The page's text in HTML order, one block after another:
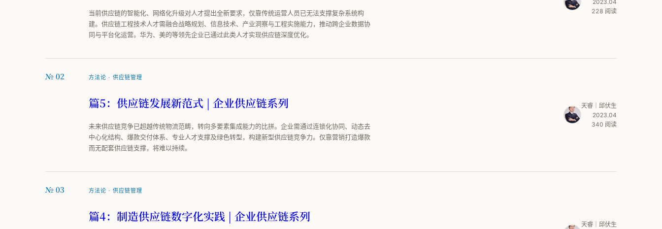
当前供应链的智能化、网络化升级对人才提出全新要求，仅靠传统运营人员已无法支撑复杂系统构
建。供应链工程技术人才需融合战略规划、信息技术、产业洞察与工程实施能力，推动跨企业数据协
同与平台化运营。华为、美的等领先企业已通过此类人才实现供应链深度优化。
2023.04
228 阅读
№ 02 方法论 · 供应链管理
篇5：供应链发展新范式 | 企业供应链系列
未来供应链竞争已超越传统物流范畴，转向多要素集成能力的比拼。企业需通过连锁化协同、动态去
中心化结构、爆款交付体系、专业人才支撑及绿色转型，构建新型供应链竞争力。仅靠营销打造爆款
而无配套供应链支撑，将难以持续。
天睿｜邱伏生
2023.04
340 阅读
№ 03 方法论 · 供应链管理
篇4：制造供应链数字化实践 | 企业供应链系列
天睿｜邱伏生